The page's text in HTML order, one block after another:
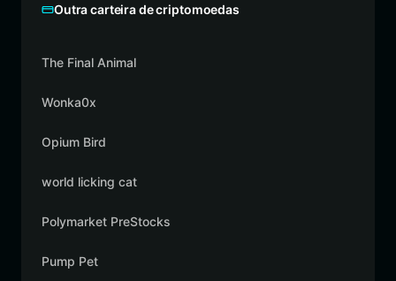
Outra carteira de criptomoedas
The Final Animal
Wonka0x
Opium Bird
world licking cat
Polymarket PreStocks
Pump Pet